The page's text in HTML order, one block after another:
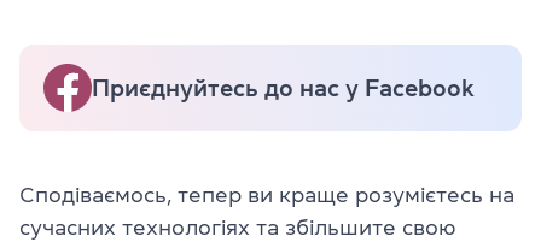
Приєднуйтесь до нас у Facebook
Сподіваємось, тепер ви краще розумієтесь на
сучасних технологіях та збільшите свою